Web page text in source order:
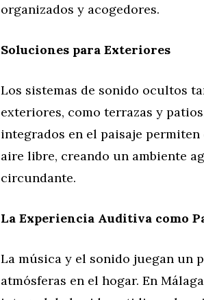
organizados y acogedores.
Soluciones para Exteriores
Los sistemas de sonido ocultos
exteriores, como terrazas y
integrados en el paisaje
aire libre, creando un ambiente
circundante.
La Experiencia Auditiva como
La música y el sonido juegan un
atmósferas en el hogar. En